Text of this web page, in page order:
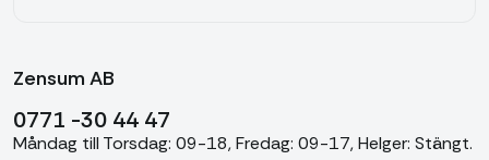
Zensum AB
0771 -30 44 47
Måndag till Torsdag: 09-18, Fredag: 09-17, Helger: Stängt.